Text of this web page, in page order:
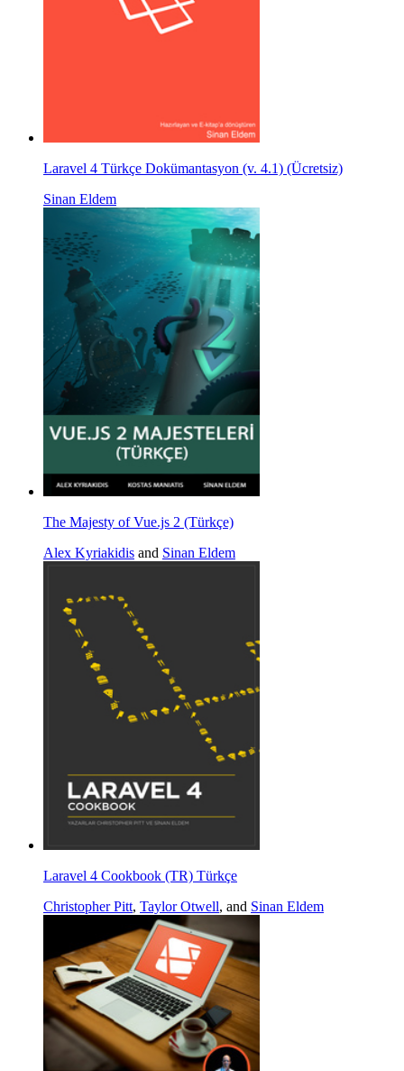
Laravel 4 Türkçe Dokümantasyon (v. 4.1) (Ücretsiz)
Sinan Eldem
The Majesty of Vue.js 2 (Türkçe)
Alex Kyriakidis and Sinan Eldem
Laravel 4 Cookbook (TR) Türkçe
Christopher Pitt, Taylor Otwell, and Sinan Eldem